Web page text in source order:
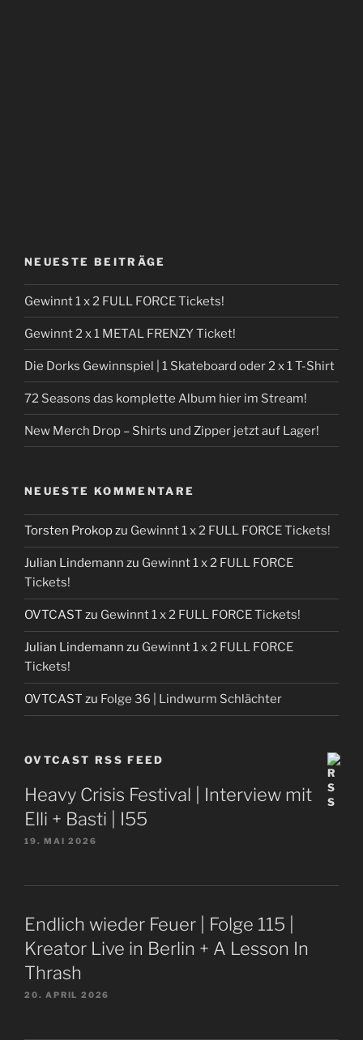
NEUESTE BEITRÄGE
Gewinnt 1 x 2 FULL FORCE Tickets!
Gewinnt 2 x 1 METAL FRENZY Ticket!
Die Dorks Gewinnspiel | 1 Skateboard oder 2 x 1 T-Shirt
72 Seasons das komplette Album hier im Stream!
New Merch Drop – Shirts und Zipper jetzt auf Lager!
NEUESTE KOMMENTARE
Torsten Prokopzu Gewinnt 1 x 2 FULL FORCE Tickets!
Julian Lindemann zu Gewinnt 1 x 2 FULL FORCE
Tickets!
OVTCAST zu Gewinnt 1 x 2 FULL FORCE Tickets!
Julian Lindemann zu Gewinnt 1 x 2 FULL FORCE
Tickets!
OVTCAST zu Folge 36 | Lindwurm Schlächter
OVTCAST RSS FEED
Heavy Crisis Festival | Interview mit
Elli + Basti | I55
19. MAI 2026
Endlich wieder Feuer | Folge 115 |
Kreator Live in Berlin + A Lesson In
Thrash
20. APRIL 2026